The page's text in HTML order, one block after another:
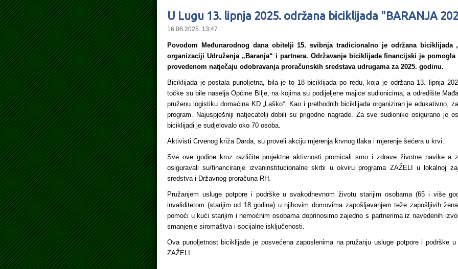
U Lugu 13. lipnja 2025. održana biciklijada "BARANJA
16.06.2025. 13:47
Povodom Međunarodnog dana obitelji 15. svibnja tradicionalno je održana biciklijada
organizaciji Udruženja „Baranja“ i partnera. Održavanje biciklijade financijski je
provedenom natječaju odobravanja proračunskih sredstava udrugama za 2025. godinu.
Biciklijada je postala punoljetna, bila je to 18 biciklijada po redu, koja je održana 13. lipnja
točke su bile naselja Općine Bilje, na kojima su podijeljene majice sudionicima, a odredište
pruženu logistiku domaćina KD „Laško“. Kao i prethodnih biciklijada organiziran je edukativno,
program. Najuspješniji natjecatelji dobili su prigodne nagrade. Za sve sudionike osigurano je
biciklijadi je sudjelovalo oko 70 osoba.
Aktivisti Crvenog križa Darda, su proveli akciju mjerenja krvnog tlaka i mjerenje šećera u krvi.
Sve ove godine kroz različite projektne aktivnosti promicali smo i zdrave životne navike a
osiguravali su/financiranje izvaninstitucionalne skrbi u okviru programa ZAŽELI u lokalnoj
sredstva i Državnog proračuna RH.
Pružanjem usluge potpore i podrške u svakodnevnom životu starijim osobama (65 i više
invaliditetom (starijim od 18 godina) u njihovim domovima zapošljavanjem teže zapošljivih
pomoći u kući starijim i nemoćnim osobama doprinosimo zajedno s partnerima iz navedenih
smanjenje siromaštva i socijalne isključenosti.
Ova punoljetnost biciklijade je posvećena zaposlenima na pružanju usluge potpore i podrške u
ZAŽELI.